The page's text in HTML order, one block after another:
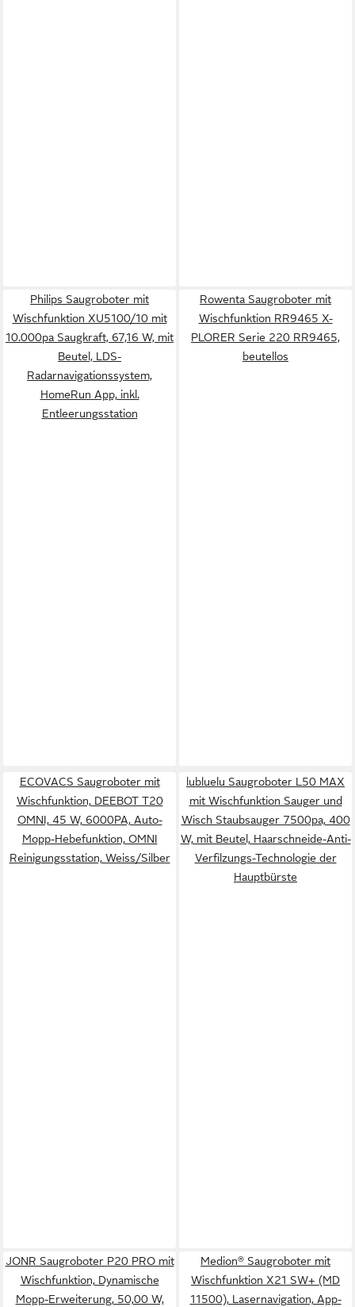
Philips Saugroboter mit
Wischfunktion XU5100/10 mit
10.000pa Saugkraft, 67,16 W, mit
Beutel, LDS-
Radarnavigationssystem,
HomeRun App, inkl.
Entleerungsstation
Rowenta Saugroboter mit
Wischfunktion RR9465 X-
PLORER Serie 220 RR9465,
beutellos
ECOVACS Saugroboter mit
Wischfunktion, DEEBOT T20
OMNI, 45 W, 6000PA, Auto-
Mopp-Hebefunktion, OMNI
Reinigungsstation, Weiss/Silber
lubluelu Saugroboter L50 MAX
mit Wischfunktion Sauger und
Wisch Staubsauger 7500pa, 400
W, mit Beutel, Haarschneide-Anti-
Verfilzungs-Technologie der
Hauptbürste
JONR Saugroboter P20 PRO mit
Wischfunktion, Dynamische
Mopp-Erweiterung, 50,00 W,
Medion® Saugroboter mit
Wischfunktion X21 SW+ (MD
11500), Lasernavigation, App-